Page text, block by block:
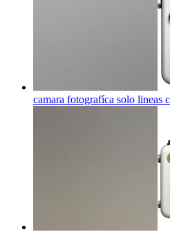
camara fotografíca solo lineas